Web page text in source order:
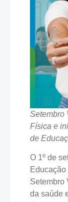
Setembro
Física e
de
O 1º de
Setembro
da saúde